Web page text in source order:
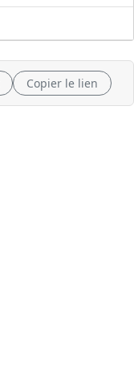
Copier le lien